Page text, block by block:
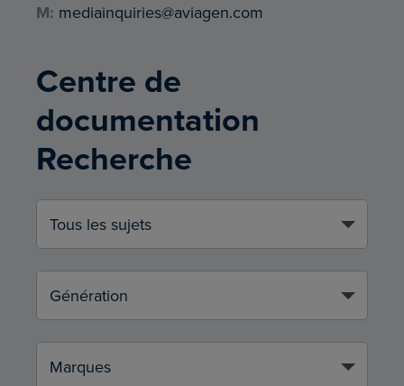
M: mediainquiries@aviagen.com
Centre de
documentation
Recherche